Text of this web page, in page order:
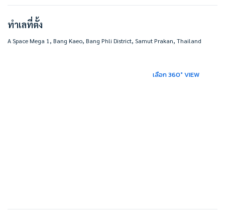
ทำเลที่ตั้ง
A Space Mega 1, Bang Kaeo, Bang Phli District, Samut Prakan, Thailand
เลือก 360° VIEW